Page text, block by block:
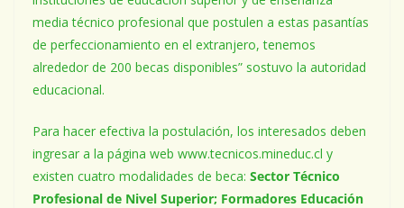
media técnico profesional que postulen a estas pasantías
de perfeccionamiento en el extranjero, tenemos
alrededor de 200 becas disponibles” sostuvo la autoridad
educacional.
Para hacer efectiva la postulación, los interesados deben
ingresar a la página web www.tecnicos.mineduc.cl y
existen cuatro modalidades de beca: Sector Técnico
Profesional de Nivel Superior; Formadores Educación